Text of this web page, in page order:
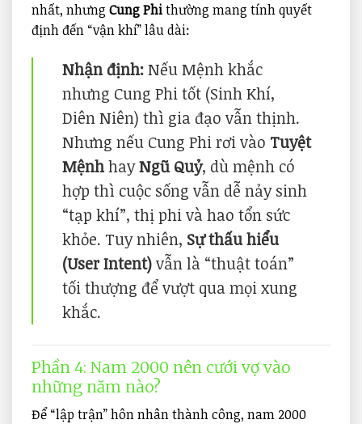
nhất, nhưng Cung Phithường mang tính quyết
định đến “vận khí” lâu dài:
Nhận định:Nếu Mệnh khắc
nhưng Cung Phi tốt (Sinh Khí,
Diên Niên) thì gia đạo vẫn thịnh.
Nhưng nếu Cung Phi rơi vào Tuyệt
MệnhhayNgũ Quỷ, dù mệnh có
hợp thì cuộc sống vẫn dễ nảy sinh
“tạp khí”, thị phi và hao tổn sức
khỏe. Tuy nhiên, Sự thấu hiểu
(User Intent)vẫn là “thuật toán”
tối thượng để vượt qua mọi xung
khắc.
Phần 4: Nam 2000 nên cưới vợ vào
những năm nào?
Để “lập trận” hôn nhân thành công, nam 2000